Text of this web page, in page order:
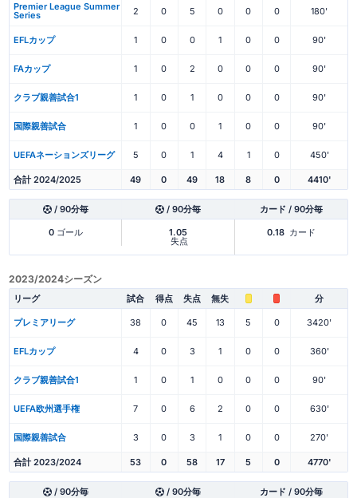
Premier League Summer
Series 2 0 5 0 0 0 180'
EFLカップ 1 0 0 1 0 0 90'
FAカップ 1 0 2 0 0 0 90'
クラブ親善試合1 1 0 1 0 0 0 90'
国際親善試合 1 0 0 1 0 0 90'
UEFAネーションズリーグ 5 0 1 4 1 0 450'
合計 2024/2025 49 0 49 18 8 0 4410'
/ 90分毎 / 90分毎 カード / 90分毎
0ゴール 1.05
失点
0.18 カード
2023/2024シーズン
リーグ 試合 得点 失点 無失 分
プレミアリーグ 38 0 45 13 5 0 3420'
EFLカップ 4 0 3 1 0 0 360'
クラブ親善試合1 1 0 1 0 0 0 90'
UEFA欧州選手権 7 0 6 2 0 0 630'
国際親善試合 3 0 3 1 0 0 270'
合計 2023/2024 53 0 58 17 5 0 4770'
/ 90分毎 / 90分毎 カード / 90分毎